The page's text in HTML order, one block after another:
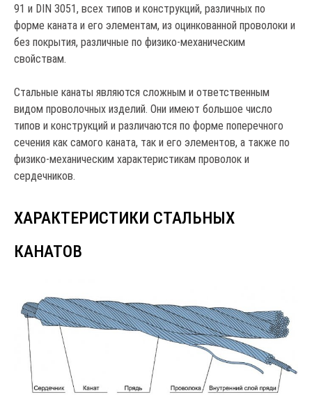
91 и DIN 3051, всех типов и конструкций, различных по
форме каната и его элементам, из оцинкованной проволоки и
без покрытия, различные по физико-механическим
свойствам.
Стальные канаты являются сложным и ответственным
видом проволочных изделий. Они имеют большое число
типов и конструкций и различаются по форме поперечного
сечения как самого каната, так и его элементов, а также по
физико-механическим характеристикам проволок и
сердечников.
ХАРАКТЕРИСТИКИ СТАЛЬНЫХ
КАНАТОВ